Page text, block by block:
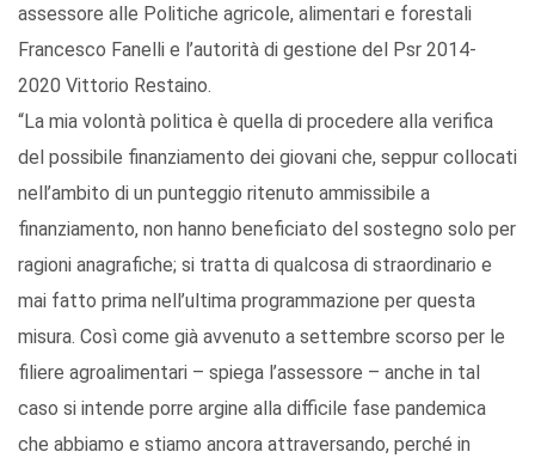
assessore alle Politiche agricole, alimentari e forestali
Francesco Fanelli e l’autorità di gestione del Psr 2014-
2020 Vittorio Restaino.
“La mia volontà politica è quella di procedere alla verifica
del possibile finanziamento dei giovani che, seppur collocati
nell’ambito di un punteggio ritenuto ammissibile a
finanziamento, non hanno beneficiato del sostegno solo per
ragioni anagrafiche; si tratta di qualcosa di straordinario e
mai fatto prima nell’ultima programmazione per questa
misura. Così come già avvenuto a settembre scorso per le
filiere agroalimentari – spiega l’assessore – anche in tal
caso si intende porre argine alla difficile fase pandemica
che abbiamo e stiamo ancora attraversando, perché in